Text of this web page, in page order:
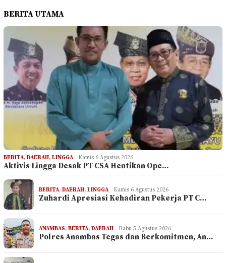
BERITA UTAMA
BERITA, DAERAH, LINGGA Kamis 6 Agustus 2026
Aktivis Lingga Desak PT CSA Hentikan Ope…
BERITA, DAERAH, LINGGA Kamis 6 Agustus 2026
Zuhardi Apresiasi Kehadiran Pekerja PT C…
ANAMBAS, BERITA, DAERAH Rabu 5 Agustus 2026
Polres Anambas Tegas dan Berkomitmen, An…